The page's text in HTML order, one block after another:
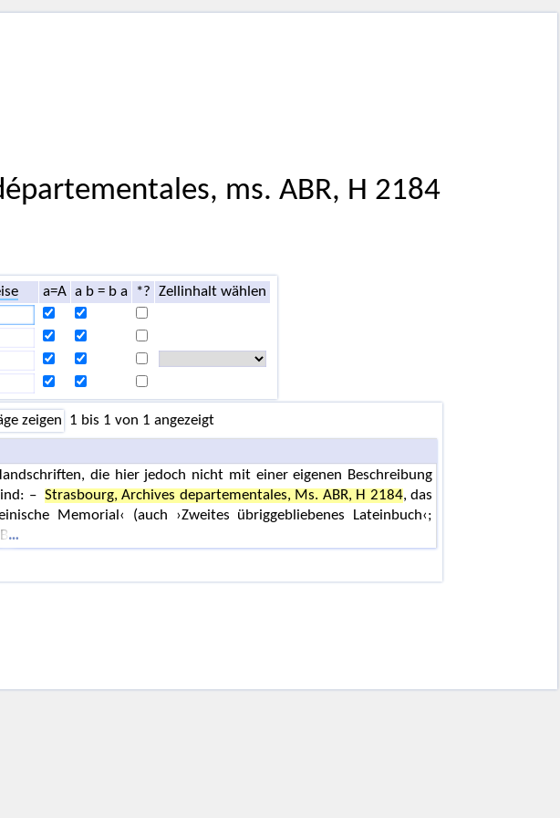
ms. ABR, H 2184
a=A a b = b a *?
Zellinhalt wählen
zeigen 1 bis 1 von 1 angezeigt
die hier jedoch nicht mit einer eigenen Beschreibung
– Strasbourg, Archives departementales, Ms. ABR, H 2184, das
Memorial‹ (auch ›Zweites übriggebliebenes Lateinbuch‹;